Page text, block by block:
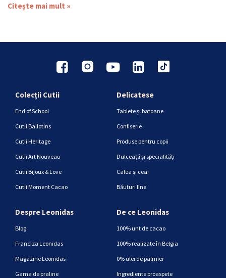
Citește mai mult »
Colecții Cutii
End of School
Cutii Ballotins
Cutii Heritage
Cutii Art Nouveau
Cutii Bijoux & Love
Cutii Moment Cacao
Delicatese
Tablete și batoane
Confiserie
Produse pentru copii
Dulceață și specialități
Cafea și ceai
Băuturi fine
Despre Leonidas
Blog
Franciza Leonidas
Magazine Leonidas
Gama de praline
De ce Leonidas
100% unt de cacao
100% realizate în Belgia
0% ulei de palmier
Ingrediente proaspete